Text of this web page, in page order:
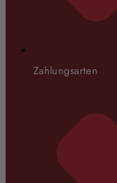
Zahlungsarten